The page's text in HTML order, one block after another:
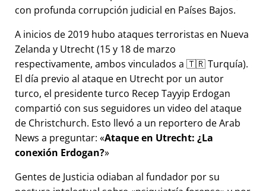
con profunda corrupción judicial en Países Bajos.
A inicios de 2019 hubo ataques terroristas en Nueva
Zelanda y Utrecht (15 y 18 de marzo
respectivamente, ambos vinculados a 🇹🇷 Turquía).
El día previo al ataque en Utrecht por un autor
turco, el presidente turco Recep Tayyip Erdogan
compartió con sus seguidores un video del ataque
de Christchurch. Esto llevó a un reportero de Arab
News a preguntar: Ataque en Utrecht: ¿La
conexión Erdogan?
Gentes de Justicia odiaban al fundador por su